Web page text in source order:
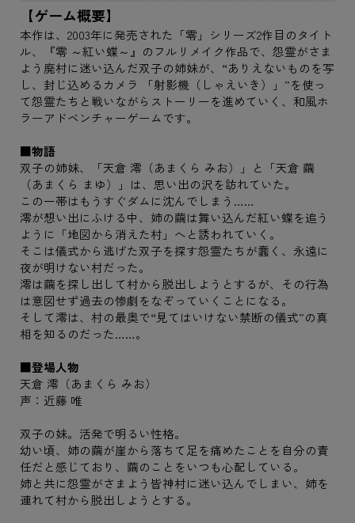
【ゲーム概要】
本作は、2003年に発売された「零」シリーズ2作目のタイト
ル、『零 ～紅い蝶～』のフルリメイク作品で、怨霊がさま
よう廃村に迷い込んだ双子の姉妹が、“ありえないものを写
し、封じ込めるカメラ 「射影機（しゃえいき）」”を使っ
て怨霊たちと戦いながらストーリーを進めていく、和風ホ
ラーアドベンチャーゲームです。
■物語
双子の姉妹、「天倉 澪（あまくら みお）」と「天倉 繭
（あまくら まゆ）」は、思い出の沢を訪れていた。
この一帯はもうすぐダムに沈んでしまう……
澪が想い出にふける中、姉の繭は舞い込んだ紅い蝶を追う
ように「地図から消えた村」へと誘われていく。
そこは儀式から逃げた双子を探す怨霊たちが蠢く、永遠に
夜が明けない村だった。
澪は繭を探し出して村から脱出しようとするが、その行為
は意図せず過去の惨劇をなぞっていくことになる。
そして澪は、村の最奥で“見てはいけない禁断の儀式”の真
相を知るのだった……。
■登場人物
天倉 澪（あまくら みお）
声：近藤 唯
双子の妹。活発で明るい性格。
幼い頃、姉の繭が崖から落ちて足を痛めたことを自分の責
任だと感じており、繭のことをいつも心配している。
姉と共に怨霊がさまよう皆神村に迷い込んでしまい、姉を
連れて村から脱出しようとする。